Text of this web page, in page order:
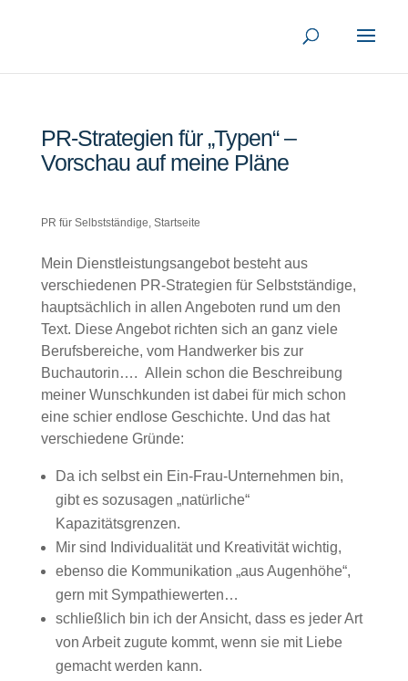
PR-Strategien für „Typen“ –
Vorschau auf meine Pläne
PR für Selbstständige, Startseite
Mein Dienstleistungsangebot besteht aus
verschiedenen PR-Strategien für Selbstständige,
hauptsächlich in allen Angeboten rund um den
Text. Diese Angebot richten sich an ganz viele
Berufsbereiche, vom Handwerker bis zur
Buchautorin…. Allein schon die Beschreibung
meiner Wunschkunden ist dabei für mich schon
eine schier endlose Geschichte. Und das hat
verschiedene Gründe:
Da ich selbst ein Ein-Frau-Unternehmen bin,
gibt es sozusagen „natürliche“
Kapazitätsgrenzen.
Mir sind Individualität und Kreativität wichtig,
ebenso die Kommunikation „aus Augenhöhe“,
gern mit Sympathiewerten…
schließlich bin ich der Ansicht, dass es jeder Art
von Arbeit zugute kommt, wenn sie mit Liebe
gemacht werden kann.